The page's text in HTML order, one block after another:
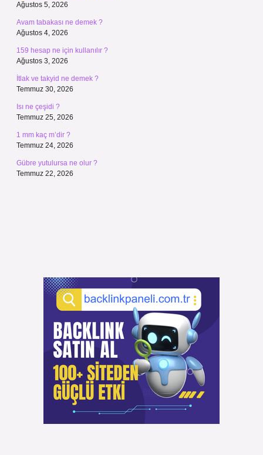
Ağustos 5, 2026
Avam tabakası ne demek ?
Ağustos 4, 2026
159 hesap ne için kullanılır ?
Ağustos 3, 2026
İtlak ve takyid ne demek ?
Temmuz 30, 2026
Isı ne çeşidi ?
Temmuz 25, 2026
1 mm kaç m’dir ?
Temmuz 24, 2026
Gübre yutulursa ne olur ?
Temmuz 22, 2026